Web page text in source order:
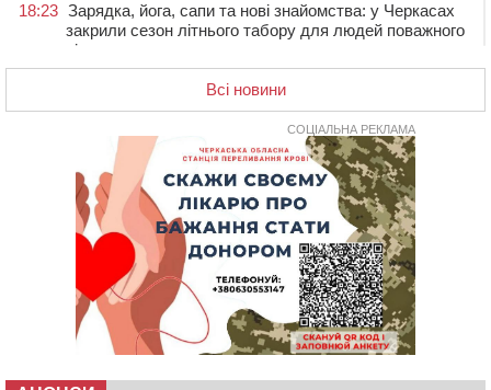
18:23 Зарядка, йога, сапи та нові знайомства: у Черкасах
закрили сезон літнього табору для людей поважного
віку
“Це страшна несправедливість”: мати хворого на
ОВА виділити кошти на дороговартісні ліки
На Уманщині судитимуть колишню очільницю відділу
освіти через закупівлю електрики за завищеною
ціною
У Черкасах провели в останню путь двох
загиблих воїнів
До 1 вересня у Черкасах оновлюють дорожню
розмітку біля навчальних закладів (ФОТОФАКТ)
На честь загиблого захисника і чемпіона світу в
Всі новини
СОЦІАЛЬНА РЕКЛАМА